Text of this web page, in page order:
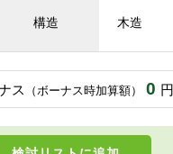
構造 木造
ス （ボーナス時加算額） 0 円